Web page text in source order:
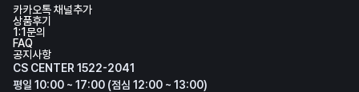
카카오톡 채널추가
상품후기
1:1문의
FAQ
공지사항
CS CENTER 1522-2041
평일 10:00 ~ 17:00 (점심 12:00 ~ 13:00)